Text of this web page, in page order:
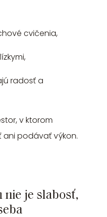
cvičenia,
radosť a
v ktorom
podávať výkon.
nie je slabosť,